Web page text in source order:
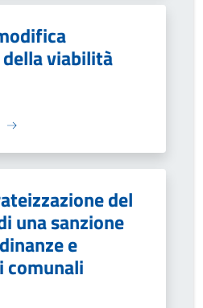
viabilità
del
una sanzione
e
comunali